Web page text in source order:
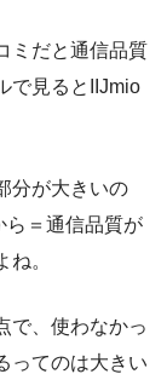
ミだと通信品質
で見るとIIJmio
分が大きいの
ら＝通信品質が
。
で、使わなかっ
ってのは大きい